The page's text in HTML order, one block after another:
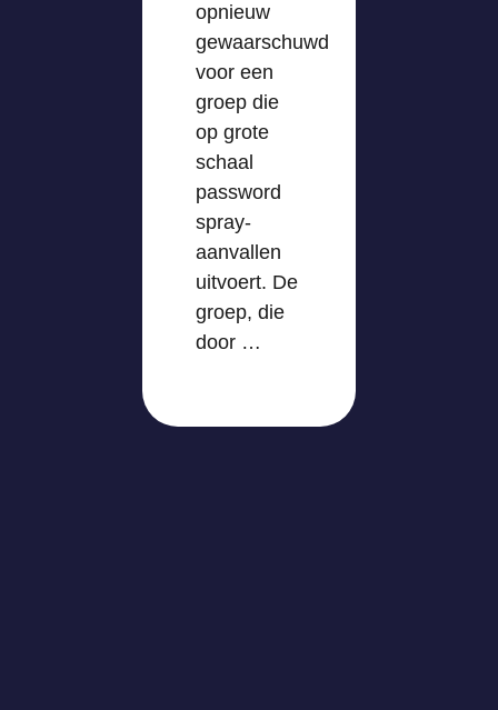
opnieuw
gewaarschuwd
voor een
groep die
op grote
schaal
password
spray-
aanvallen
uitvoert. De
groep, die
door …